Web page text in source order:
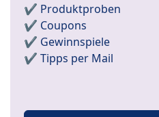
✔️ Produktproben
✔️ Coupons
✔️ Gewinnspiele
✔️ Tipps per Mail